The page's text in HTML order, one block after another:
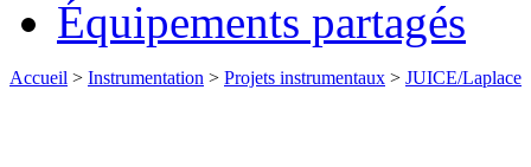
Équipements partagés
Accueil > Instrumentation > Projets instrumentaux > JUICE/Laplace